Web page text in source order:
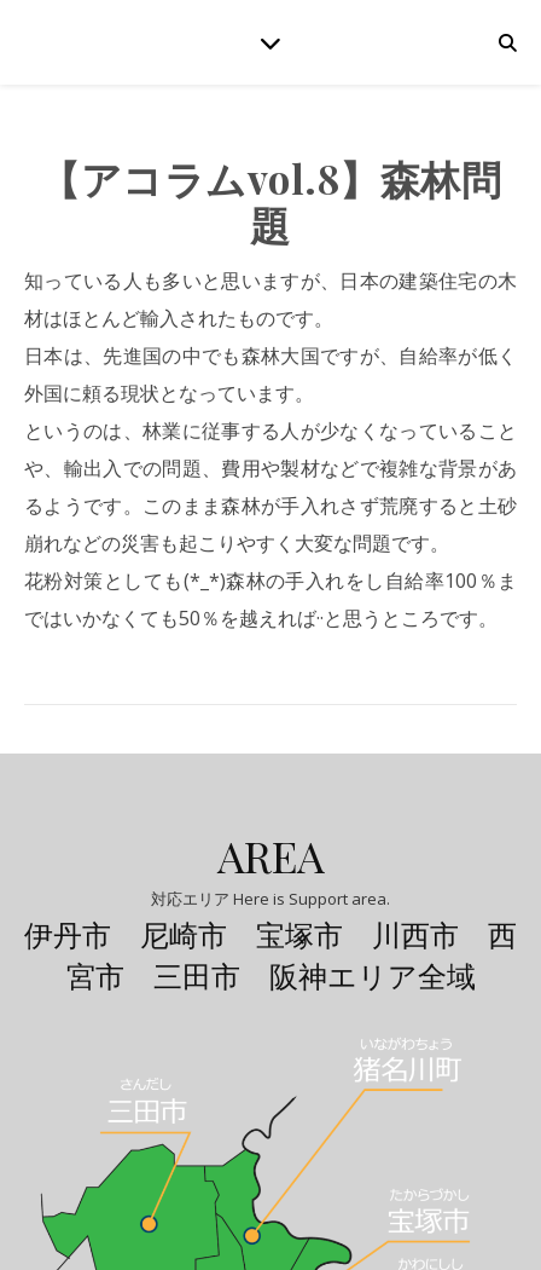
【アコラムvol.8】森林問
題
知っている人も多いと思いますが、日本の建築住宅の木
材はほとんど輸入されたものです。
日本は、先進国の中でも森林大国ですが、自給率が低く
外国に頼る現状となっています。
というのは、林業に従事する人が少なくなっていること
や、輸出入での問題、費用や製材などで複雑な背景があ
るようです。このまま森林が手入れさず荒廃すると土砂
崩れなどの災害も起こりやすく大変な問題です。
花粉対策としても(*_*)森林の手入れをし自給率100％ま
ではいかなくても50％を越えれば··と思うところです。
AREA
対応エリア Here is Support area.
伊丹市 尼崎市 宝塚市 川西市 西
宮市 三田市 阪神エリア全域